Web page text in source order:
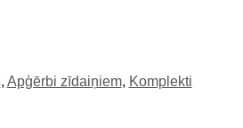
, Apģērbi zīdaiņiem, Komplekti